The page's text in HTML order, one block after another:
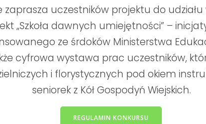
uczestników projektu do
„Szkoła dawnych umiejętności” –
ze śrdoków Ministerstwa
cyfrowa wystawa prac uczestników,
i florystycznych pod okiem
seniorek z Kół Gospodyń Wiejskich.
REGULAMIN KONKURSU